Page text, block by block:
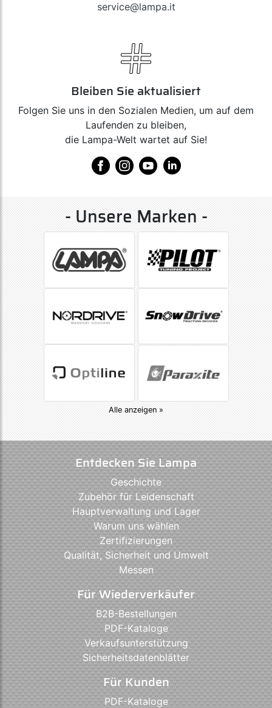
service@lampa.it
Bleiben Sie aktualisiert
Folgen Sie uns in den Sozialen Medien, um auf dem
Laufenden zu bleiben,
die Lampa-Welt wartet auf Sie!
- Unsere Marken -
Alle anzeigen »
Entdecken Sie Lampa
Geschichte
Zubehör für Leidenschaft
Hauptverwaltung und Lager
Warum uns wählen
Zertifizierungen
Qualität, Sicherheit und Umwelt
Messen
Für Wiederverkäufer
B2B-Bestellungen
PDF-Kataloge
Verkaufsunterstützung
Sicherheitsdatenblätter
Für Kunden
PDF-Kataloge